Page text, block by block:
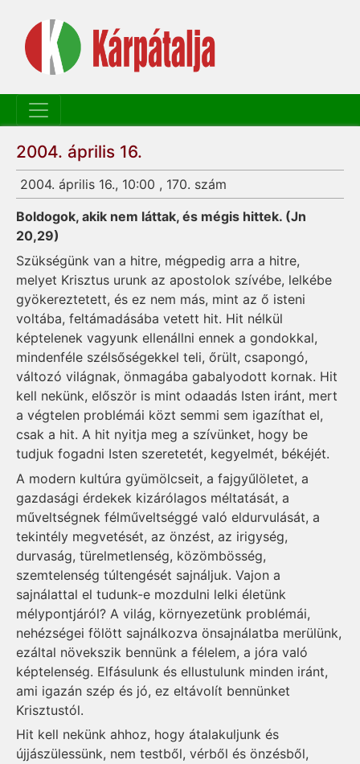
2004. április 16.
2004. április 16., 10:00 , 170. szám
Boldogok, akik nem láttak, és mégis hittek. (Jn
20,29)
Szükségünk van a hitre, mégpedig arra a hitre,
melyet Krisztus urunk az apostolok szívébe, lelkébe
gyökereztetett, és ez nem más, mint az ő isteni
voltába, feltámadásába vetett hit. Hit nélkül
képtelenek vagyunk ellenállni ennek a gondokkal,
mindenféle szélsőségekkel teli, őrült, csapongó,
változó világnak, önmagába gabalyodott kornak. Hit
kell nekünk, először is mint odaadás Isten iránt, mert
a végtelen problémái közt semmi sem igazíthat el,
csak a hit. A hit nyitja meg a szívünket, hogy be
tudjuk fogadni Isten szeretetét, kegyelmét, békéjét.
A modern kultúra gyümölcseit, a fajgyűlöletet, a
gazdasági érdekek kizárólagos méltatását, a
műveltségnek félműveltséggé való eldurvulását, a
tekintély megvetését, az önzést, az irigység,
durvaság, türelmetlenség, közömbösség,
szemtelenség túltengését sajnáljuk. Vajon a
sajnálattal el tudunk-e mozdulni lelki életünk
mélypontjáról? A világ, környezetünk problémái,
nehézségei fölött sajnálkozva önsajnálatba merülünk,
ezáltal növekszik bennünk a félelem, a jóra való
képtelenség. Elfásulunk és ellustulunk minden iránt,
ami igazán szép és jó, ez eltávolít bennünket
Krisztustól.
Hit kell nekünk ahhoz, hogy átalakuljunk és
újjászülessünk, nem testből, vérből és önzésből,